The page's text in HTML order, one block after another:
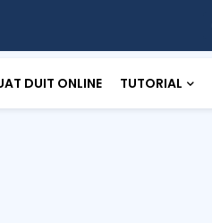
DUIT ONLINE TUTORIAL